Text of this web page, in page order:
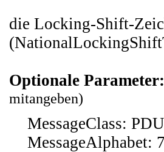
die Locking-Shift-
Optionale Parameter:
mitangeben)
MessageClass:
MessageAlphabet: